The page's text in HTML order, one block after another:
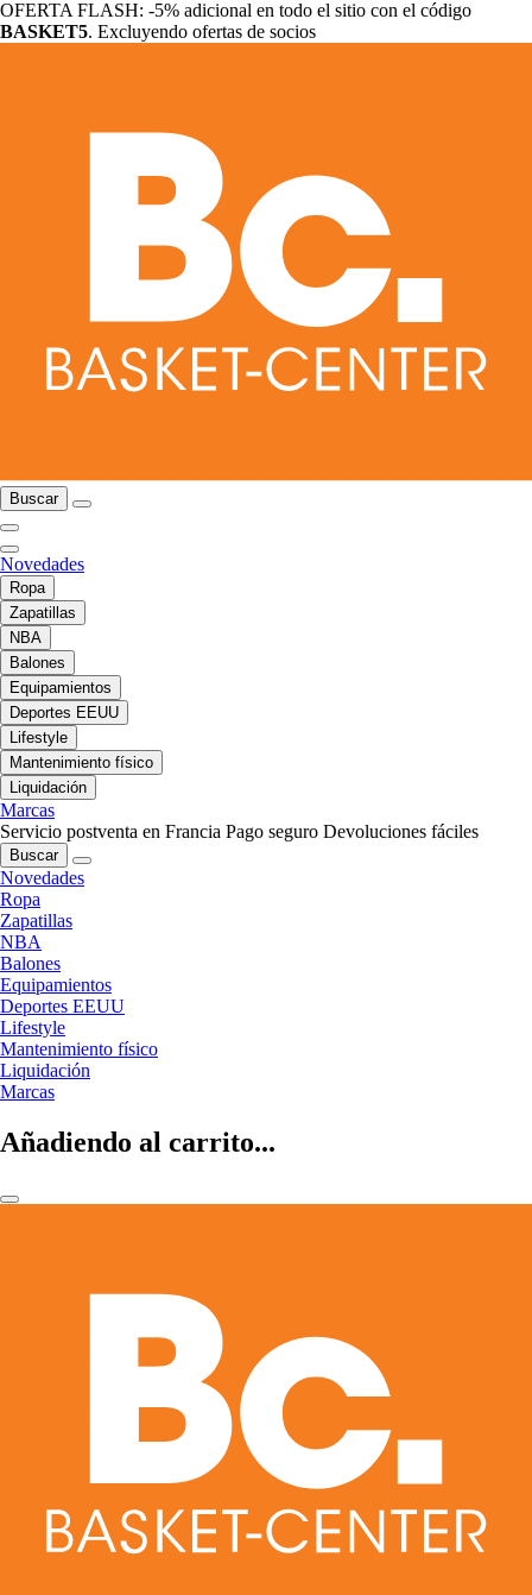
OFERTA FLASH: -5% adicional en todo el sitio con el código
BASKET5. Excluyendo ofertas de socios
Buscar
Novedades
Ropa
Zapatillas
NBA
Balones
Equipamientos
Deportes EEUU
Lifestyle
Mantenimiento físico
Liquidación
Marcas
Servicio postventa en Francia Pago seguro Devoluciones fáciles
Buscar
Novedades
Ropa
Zapatillas
NBA
Balones
Equipamientos
Deportes EEUU
Lifestyle
Mantenimiento físico
Liquidación
Marcas
Añadiendo al carrito...